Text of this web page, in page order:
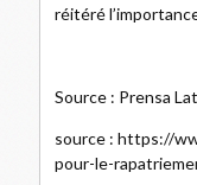
réitéré
Source : Prensa
source : https://
pour-le-